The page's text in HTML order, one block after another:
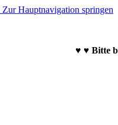
Zur Hauptnavigation springen
♥ ♥ Bitte